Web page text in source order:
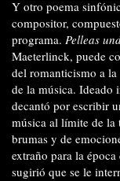
Y otro poema
compositor,
programa. Pelleas
Maeterlinck, puede
del romanticismo a
de la música. Ideado
decantó por escribir
música al límite de la
brumas y de
extraño para la
sugirió que se le